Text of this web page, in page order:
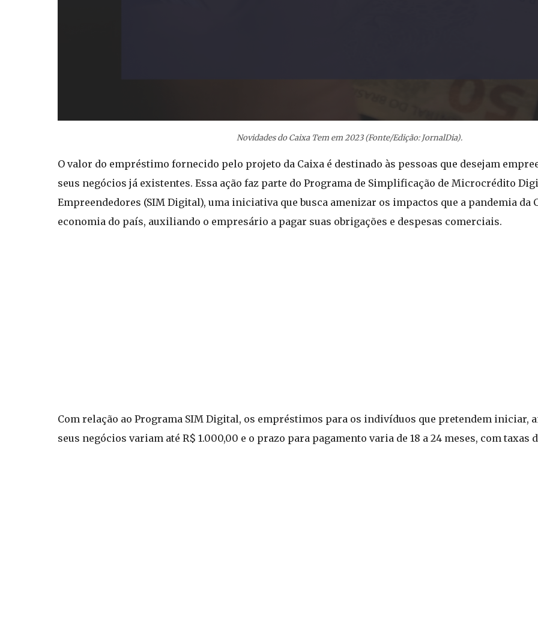
Novidades do Caixa Tem em 2023 (Fonte/Edição: JornalDia).
O valor do empréstimo fornecido pelo projeto da Caixa é destinado às pessoas que desejam
seus negócios já existentes. Essa ação faz parte do Programa de Simplificação de Microcrédito
Empreendedores (SIM Digital), uma iniciativa que busca amenizar os impactos que a pandemia da
economia do país, auxiliando o empresário a pagar suas obrigações e despesas comerciais.
Com relação ao Programa SIM Digital, os empréstimos para os indivíduos que pretendem iniciar,
seus negócios variam até R$ 1.000,00 e o prazo para pagamento varia de 18 a 24 meses, com taxas